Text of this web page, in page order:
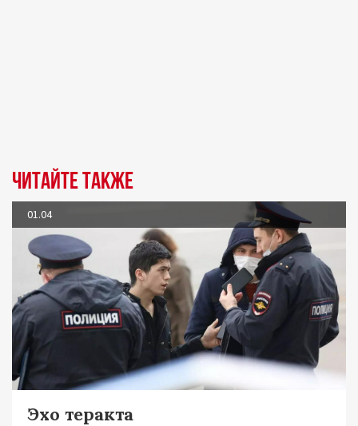
Читайте также
01.04
Эхо теракта